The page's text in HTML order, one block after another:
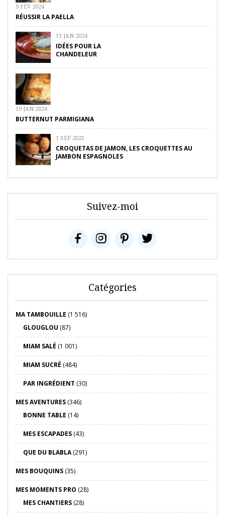
9 FÉV 2024
RÉUSSIR LA PAELLA
31 JAN 2024
IDÉES POUR LA
CHANDELEUR
19 JAN 2024
BUTTERNUT PARMIGIANA
1 SEP 2023
CROQUETAS DE JAMON, LES CROQUETTES AU
JAMBON ESPAGNOLES
Suivez-moi
Catégories
MA TAMBOUILLE (1 516)
GLOUGLOU (87)
MIAM SALÉ (1 001)
MIAM SUCRÉ (484)
PAR INGRÉDIENT (30)
MES AVENTURES (346)
BONNE TABLE (14)
MES ESCAPADES (43)
QUE DU BLABLA(291)
MES BOUQUINS (35)
MES MOMENTS PRO (28)
MES CHANTIERS (28)